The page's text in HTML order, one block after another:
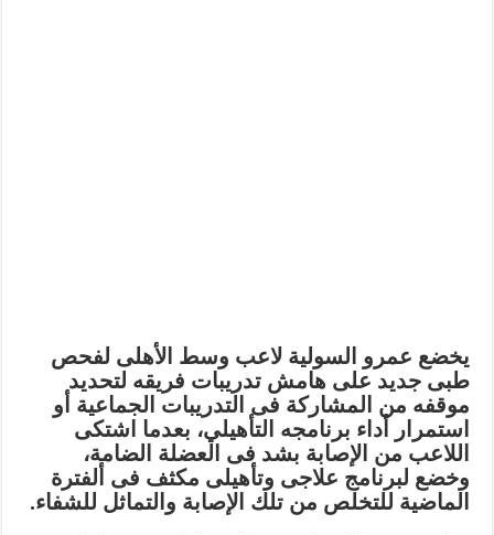
يخضع عمرو السولية لاعب وسط الأهلى لفحص
طبى جديد على هامش تدريبات فريقه لتحديد
موقفه من المشاركة فى التدريبات الجماعية أو
استمرار أداء برنامجه التأهيلي، بعدما اشتكى
اللاعب من الإصابة بشد فى العضلة الضامة،
وخضع لبرنامج علاجى وتأهيلى مكثف فى ألفترة
الماضية للتخلص من تلك الإصابة والتماثل للشفاء.